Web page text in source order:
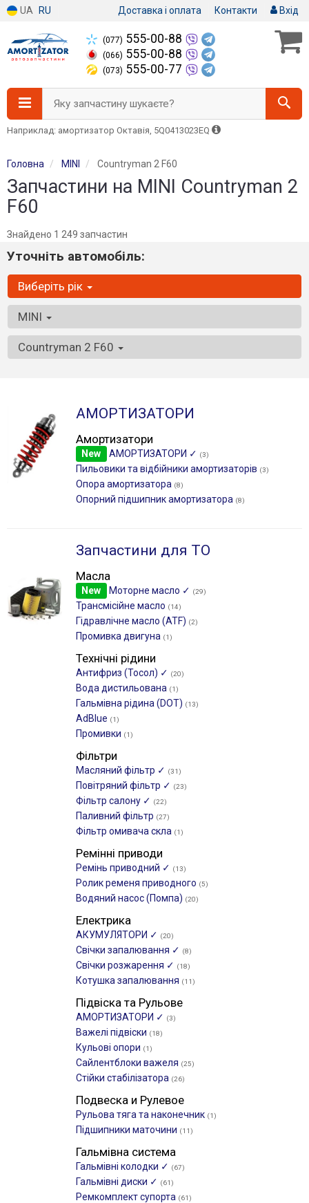
UA RU Доставка і оплата Контакти Вхід
(077) 555-00-88
(066) 555-00-88
(073) 555-00-77
Яку запчастину шукаєте?
Наприклад: амортизатор Октавія, 5Q0413023EQ
Головна MINI Countryman 2 F60
Запчастини на MINI Countryman 2
F60
Знайдено 1 249 запчастин
Уточніть автомобіль:
Виберіть рік
MINI
Countryman 2 F60
АМОРТИЗАТОРИ
Амортизатори
New АМОРТИЗАТОРИ ✓ (3)
Пильовики та відбійники амортизаторів (3)
Опора амортизатора (8)
Опорний підшипник амортизатора (8)
Запчастини для ТО
Масла
New Моторне масло ✓ (29)
Трансмісійне масло (14)
Гідравлічне масло (ATF) (2)
Промивка двигуна (1)
Технічні рідини
Антифриз (Тосол) ✓ (20)
Вода дистильована (1)
Гальмівна рідина (DOT) (13)
AdBlue (1)
Промивки (1)
Фільтри
Масляний фільтр ✓ (31)
Повітряний фільтр ✓ (23)
Фільтр салону ✓ (22)
Паливний фільтр (27)
Фільтр омивача скла (1)
Ремінні приводи
Ремінь приводний ✓ (13)
Ролик ременя приводного (5)
Водяний насос (Помпа) (20)
Електрика
АКУМУЛЯТОРИ ✓ (20)
Свічки запалювання ✓ (8)
Свічки розжарення ✓ (18)
Котушка запалювання (11)
Підвіска та Рульове
АМОРТИЗАТОРИ ✓ (3)
Важелі підвіски (18)
Кульові опори (1)
Сайлентблоки важеля (25)
Стійки стабілізатора (26)
Подвеска и Рулевое
Рульова тяга та наконечник (1)
Підшипники маточини (11)
Гальмівна система
Гальмівні колодки ✓ (67)
Гальмівні диски ✓ (61)
Ремкомплект супорта (61)